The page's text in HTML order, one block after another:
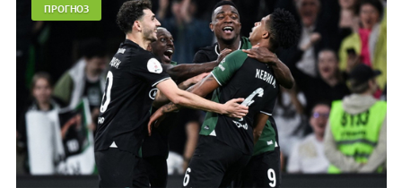
ПРОГНОЗ